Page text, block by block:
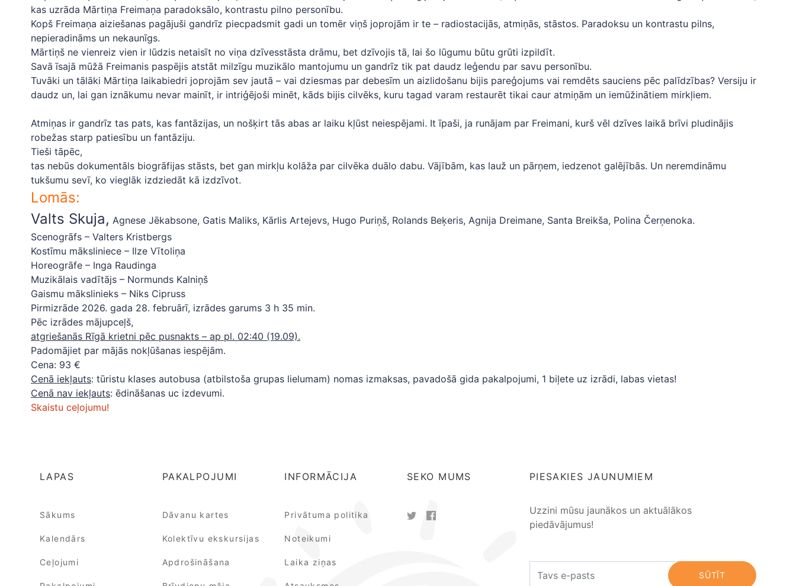
kas uzrāda Mārtiņa Freimaņa paradoksālo, kontrastu pilno personību.
Kopš Freimaņa aiziešanas pagājuši gandrīz piecpadsmit gadi un tomēr viņš joprojām ir te – radiostacijās, atmiņās, stāstos. Paradoksu un kontrastu pilns,
nepieradināms un nekaunīgs.
Mārtiņš ne vienreiz vien ir lūdzis netaisīt no viņa dzīvesstāsta drāmu, bet dzīvojis tā, lai šo lūgumu būtu grūti izpildīt.
Savā īsajā mūžā Freimanis paspējis atstāt milzīgu muzikālo mantojumu un gandrīz tik pat daudz leģendu par savu personību.
Tuvāki un tālāki Mārtiņa laikabiedri joprojām sev jautā – vai dziesmas par debesīm un aizlidošanu bijis pareģojums vai remdēts sauciens pēc palīdzības? Versiju ir
daudz un, lai gan iznākumu nevar mainīt, ir intriģējoši minēt, kāds bijis cilvēks, kuru tagad varam restaurēt tikai caur atmiņām un iemūžinātiem mirkļiem.
Atmiņas ir gandrīz tas pats, kas fantāzijas, un nošķirt tās abas ar laiku kļūst neiespējami. It īpaši, ja runājam par Freimani, kurš vēl dzīves laikā brīvi pludinājis
robežas starp patiesību un fantāziju.
Tieši tāpēc,
tas nebūs dokumentāls biogrāfijas stāsts, bet gan mirkļu kolāža par cilvēka duālo dabu. Vājībām, kas lauž un pārņem, iedzenot galējībās. Un neremdināmu
tukšumu sevī, ko vieglāk izdziedāt kā izdzīvot.
Lomās:
Valts Skuja, Agnese Jēkabsone, Gatis Maliks, Kārlis Artejevs, Hugo Puriņš, Rolands Beķeris, Agnija Dreimane, Santa Breikša, Polina Čerņenoka.
Scenogrāfs – Valters Kristbergs
Kostīmu māksliniece – Ilze Vītoliņa
Horeogrāfe – Inga Raudinga
Muzikālais vadītājs – Normunds Kalniņš
Gaismu mākslinieks – Niks Cipruss
Pirmizrāde 2026. gada 28. februārī, izrādes garums 3 h 35 min.
Pēc izrādes mājupceļš,
atgriešanās Rīgā krietni pēc pusnakts – ap pl. 02:40 (19.09).
Padomājiet par mājās nokļūšanas iespējām.
Cena: 93 €
Cenā iekļauts: tūristu klases autobusa (atbilstoša grupas lielumam) nomas izmaksas, pavadošā gida pakalpojumi, 1 biļete uz izrādi, labas vietas!
Cenā nav iekļauts: ēdināšanas uc izdevumi.
Skaistu ceļojumu!
LAPAS
Sākums
Kalendārs
Ceļojumi
PAKALPOJUMI
Dāvanu kartes
Kolektīvu ekskursijas
Apdrošināšana
INFORMĀCIJA
Privātuma politika
Noteikumi
Laika ziņas
SEKO MUMS PIESAKIES JAUNUMIEM
Uzzini mūsu jaunākos un aktuālākos
piedāvājumus!
SŪTĪT